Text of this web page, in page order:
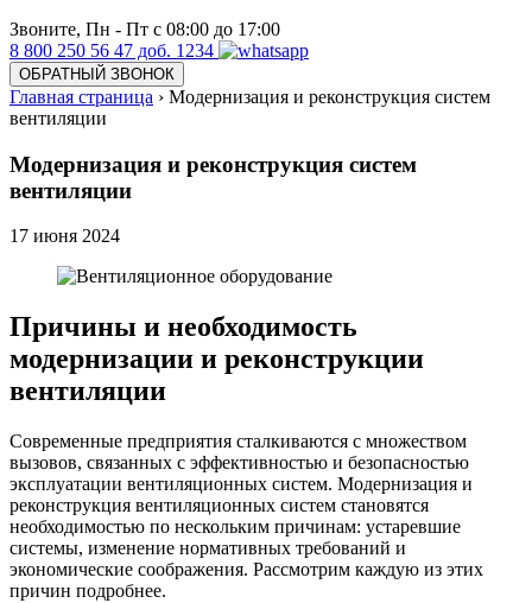
Звоните, Пн - Пт с 08:00 до 17:00
8 800 250 56 47 доб. 1234
ОБРАТНЫЙ ЗВОНОК
Главная страница › Модернизация и реконструкция систем
вентиляции
Модернизация и реконструкция систем
вентиляции
17 июня 2024
Причины и необходимость
модернизации и реконструкции
вентиляции
Современные предприятия сталкиваются с множеством
вызовов, связанных с эффективностью и безопасностью
эксплуатации вентиляционных систем. Модернизация и
реконструкция вентиляционных систем становятся
необходимостью по нескольким причинам: устаревшие
системы, изменение нормативных требований и
экономические соображения. Рассмотрим каждую из этих
причин подробнее.